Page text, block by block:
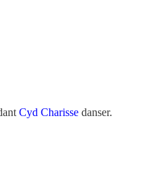
Cyd Charissedanser.